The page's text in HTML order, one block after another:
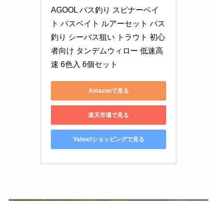
AGOOL バス釣り スピナーベイ
ト バスベイト ルアーセット バス
釣り シーバス狙い トラウト 初心
者向け タンデムウィロー 低速高
速 6色入 6個セット
Amazonで見る
楽天市場で見る
Yahoo!ショッピングで見る